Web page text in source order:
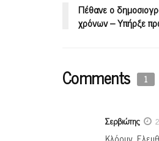
Πέθανε ο
χρόνων – Υπήρξε
Comments 1
Σερβιώτης